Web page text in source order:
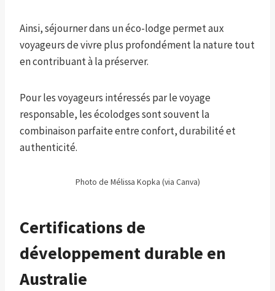
Ainsi, séjourner dans un éco-lodge permet aux
voyageurs de vivre plus profondément la nature tout
en contribuant à la préserver.
Pour les voyageurs intéressés par le voyage
responsable, les écolodges sont souvent la
combinaison parfaite entre confort, durabilité et
authenticité.
Photo de Mélissa Kopka (via Canva)
Certifications de
développement durable en
Australie